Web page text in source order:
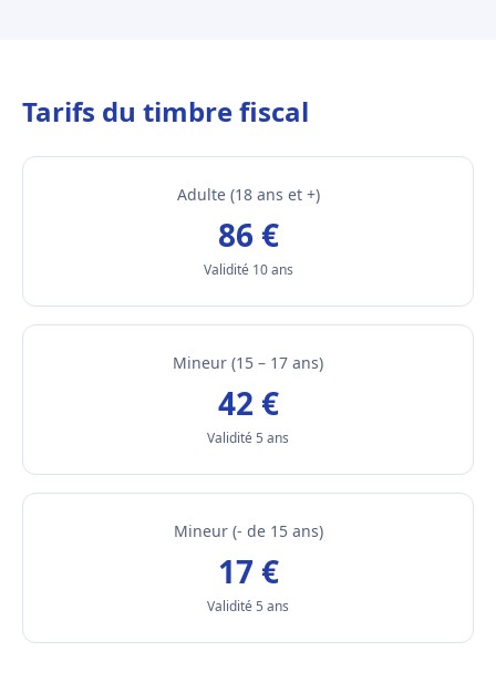
Tarifs du timbre fiscal
Adulte (18 ans et +)
86 €
Validité 10 ans
Mineur (15 – 17 ans)
42 €
Validité 5 ans
Mineur (- de 15 ans)
17 €
Validité 5 ans